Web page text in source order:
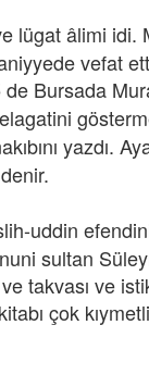
lügat âlimi
vefat
de Bursada
yazdı.
uddin
sultan
takvası ve
kitabı çok